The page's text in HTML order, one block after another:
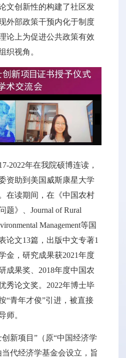
文创新性的构建了社区发
外部政策干预内化于制度
论上为促进公共政策有效
织视角。
2022年在我院硕博连读，
资助到美国威斯康星大学
在读期间，在《中国农村
题》、Journal of Rural
Management等国
论文13篇，出版中文专著1
金，研究成果获2021年度
成果奖、2018年度中国农
秀论文奖。2022年博士毕
“青年才俊”引进，被直接
师。
新项目”（原“中国经济学
代经济学基金会设立，旨